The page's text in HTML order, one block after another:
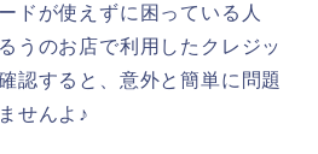
ドが使えずに困っている人
うのお店で利用したクレジッ
認すると、意外と簡単に問題
せんよ♪